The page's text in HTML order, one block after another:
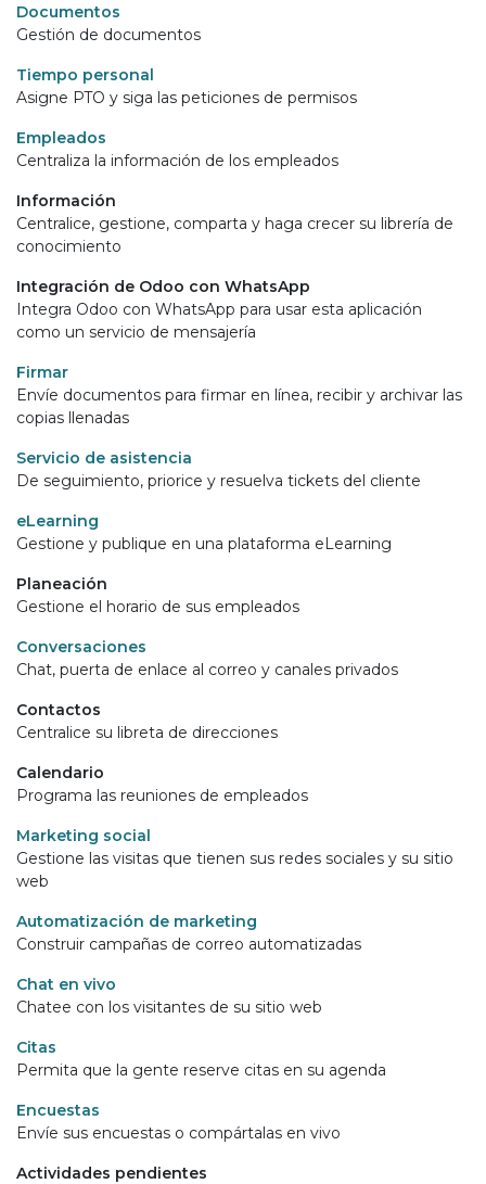
Documentos
Gestión de documentos
Tiempo personal
Asigne PTO y siga las peticiones de permisos
Empleados
Centraliza la información de los empleados
Información
Centralice, gestione, comparta y haga crecer su librería de
conocimiento
Integración de Odoo con WhatsApp
Integra Odoo con WhatsApp para usar esta aplicación
como un servicio de mensajería
Firmar
Envíe documentos para firmar en línea, recibir y archivar las
copias llenadas
Servicio de asistencia
De seguimiento, priorice y resuelva tickets del cliente
eLearning
Gestione y publique en una plataforma eLearning
Planeación
Gestione el horario de sus empleados
Conversaciones
Chat, puerta de enlace al correo y canales privados
Contactos
Centralice su libreta de direcciones
Calendario
Programa las reuniones de empleados
Marketing social
Gestione las visitas que tienen sus redes sociales y su sitio
web
Automatización de marketing
Construir campañas de correo automatizadas
Chat en vivo
Chatee con los visitantes de su sitio web
Citas
Permita que la gente reserve citas en su agenda
Encuestas
Envíe sus encuestas o compártalas en vivo
Actividades pendientes